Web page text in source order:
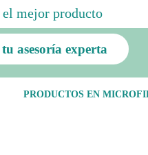
el mejor producto
asesoría experta
PRODUCTOS EN